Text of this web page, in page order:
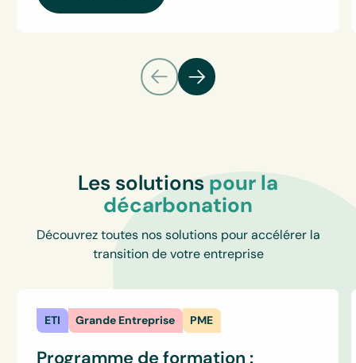
Les solutions pour la
décarbonation
Découvrez toutes nos solutions pour accélérer la
transition de votre entreprise
ETI Grande Entreprise PME
Programme de formation :